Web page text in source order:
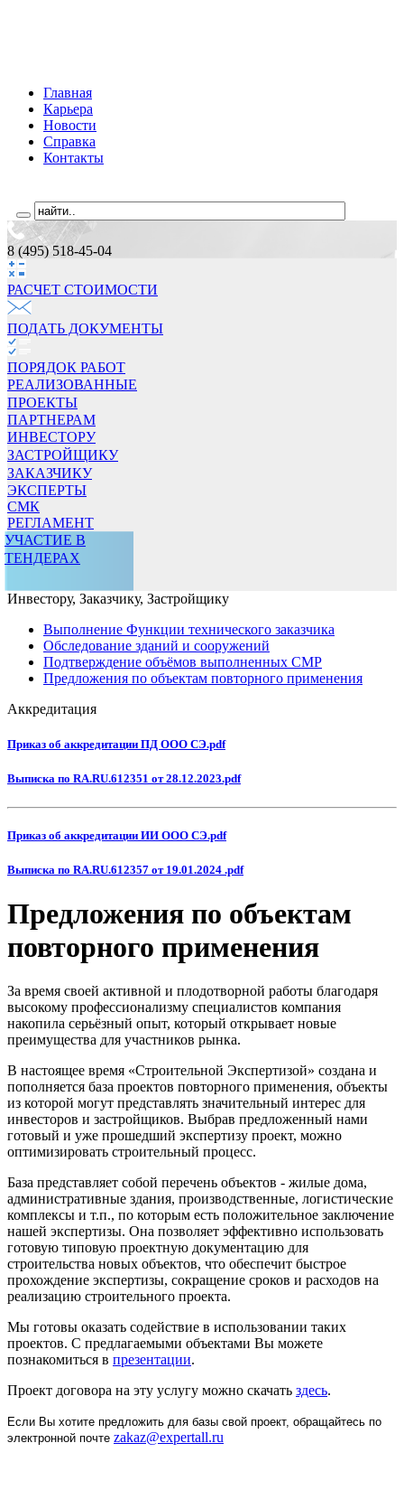
Главная
Карьера
Новости
Справка
Контакты
8 (495) 518-45-04
РАСЧЕТ СТОИМОCТИ
ПОДАТЬ ДОКУМЕНТЫ
ПОРЯДОК РАБОТ
РЕАЛИЗОВАННЫЕ
ПРОЕКТЫ
ПАРТНЕРАМ
ИНВЕСТОРУ
ЗАСТРОЙЩИКУ
ЗАКАЗЧИКУ
ЭКСПЕРТЫ
СМК
РЕГЛАМЕНТ
УЧАСТИЕ В
ТЕНДЕРАХ
Инвестору, Заказчику, Застройщику
Выполнение Функции технического заказчика
Обследование зданий и сооружений
Подтверждение объёмов выполненных СМР
Предложения по объектам повторного применения
Аккредитация
Приказ об аккредитации ПД ООО СЭ.pdf
Выписка по RA.RU.612351 от 28.12.2023.pdf
Приказ об аккредитации ИИ ООО СЭ.pdf
Выписка по RA.RU.612357 от 19.01.2024 .pdf
Предложения по объектам
повторного применения
За время своей активной и плодотворной работы благодаря
высокому профессионализму специалистов компания
накопила серьёзный опыт, который открывает новые
преимущества для участников рынка.
В настоящее время «Строительной Экспертизой» создана и
пополняется база проектов повторного применения, объекты
из которой могут представлять значительный интерес для
инвесторов и застройщиков. Выбрав предложенный нами
готовый и уже прошедший экспертизу проект, можно
оптимизировать строительный процесс.
База представляет собой перечень объектов - жилые дома,
административные здания, производственные, логистические
комплексы и т.п., по которым есть положительное заключение
нашей экспертизы. Она позволяет эффективно использовать
готовую типовую проектную документацию для
строительства новых объектов, что обеспечит быстрое
прохождение экспертизы, сокращение сроков и расходов на
реализацию строительного проекта.
Мы готовы оказать содействие в использовании таких
проектов. С предлагаемыми объектами Вы можете
познакомиться в презентации.
Проект договора на эту услугу можно скачать здесь.
Если Вы хотите предложить для базы свой проект, обращайтесь по
электронной почте zakaz@expertall.ru